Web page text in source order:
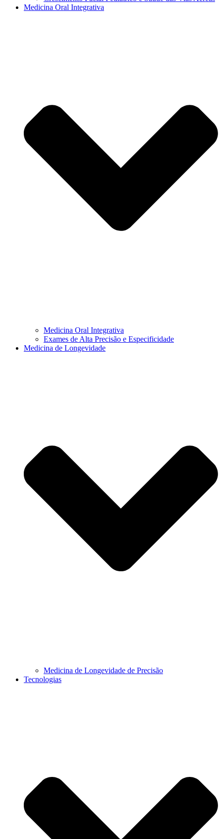
Medicina Oral Integrativa
Medicina Oral Integrativa
Exames de Alta Precisão e Especificidade
Medicina de Longevidade
Medicina de Longevidade de Precisão
Tecnologias